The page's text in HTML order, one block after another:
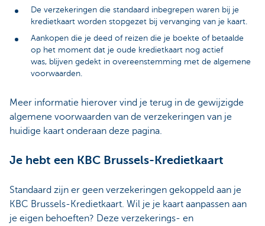
De verzekeringen die standaard inbegrepen waren bij je
kredietkaart worden stopgezet bij vervanging van je kaart.
Aankopen die je deed of reizen die je boekte of betaalde
op het moment dat je oude kredietkaart nog actief
was, blijven gedekt in overeenstemming met de algemene
voorwaarden.
Meer informatie hierover vind je terug in de gewijzigde
algemene voorwaarden van de verzekeringen van je
huidige kaart onderaan deze pagina.
Je hebt een KBC Brussels-Kredietkaart
Standaard zijn er geen verzekeringen gekoppeld aan je
KBC Brussels-Kredietkaart. Wil je je kaart aanpassen aan
je eigen behoeften? Deze verzekerings- en